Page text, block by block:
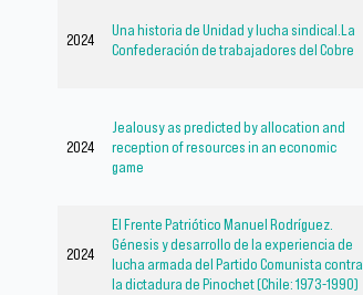
2024
Una historia de Unidad y lucha sindical.La
Confederación de trabajadores del Cobre
2024
Jealousy as predicted by allocation and
reception of resources in an economic
game
2024
El Frente Patriótico Manuel Rodríguez.
Génesis y desarrollo de la experiencia de
lucha armada del Partido Comunista contra
la dictadura de Pinochet (Chile: 1973-1990)